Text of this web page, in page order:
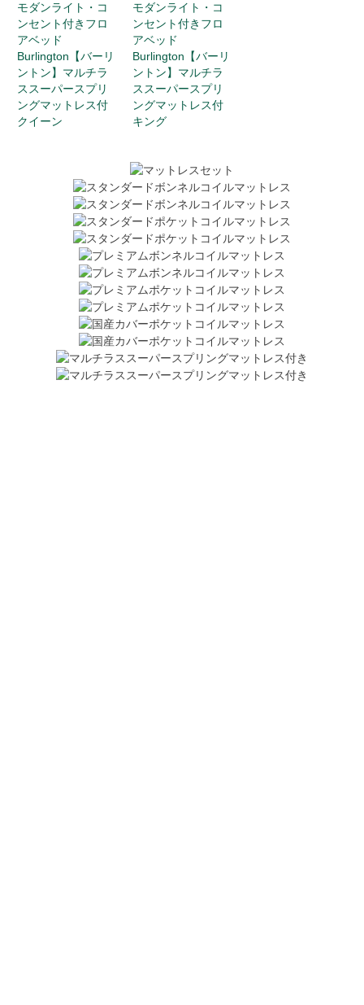
モダンライト・コ
ンセント付きフロ
アベッド
Burlington【バーリ
ントン】マルチラ
ススーパースプリ
ングマットレス付
クイーン
モダンライト・コ
ンセント付きフロ
アベッド
Burlington【バーリ
ントン】マルチラ
ススーパースプリ
ングマットレス付
キング